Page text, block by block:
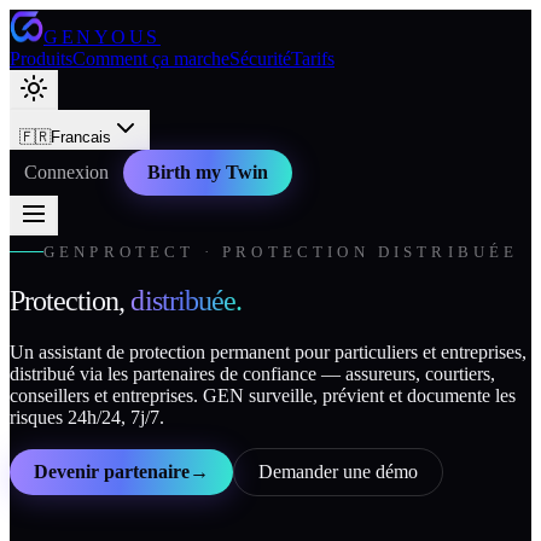
GENYOUS
ProduitsComment ça marcheSécuritéTarifs
🇫🇷Francais
Connexion Birth my Twin
GENPROTECT · PROTECTION DISTRIBUÉE
Protection,distribuée.
Un assistant de protection permanent pour particuliers et entreprises,
distribué via les partenaires de confiance — assureurs, courtiers,
conseillers et entreprises. GEN surveille, prévient et documente les
risques 24h/24, 7j/7.
Devenir partenaire→ Demander une démo